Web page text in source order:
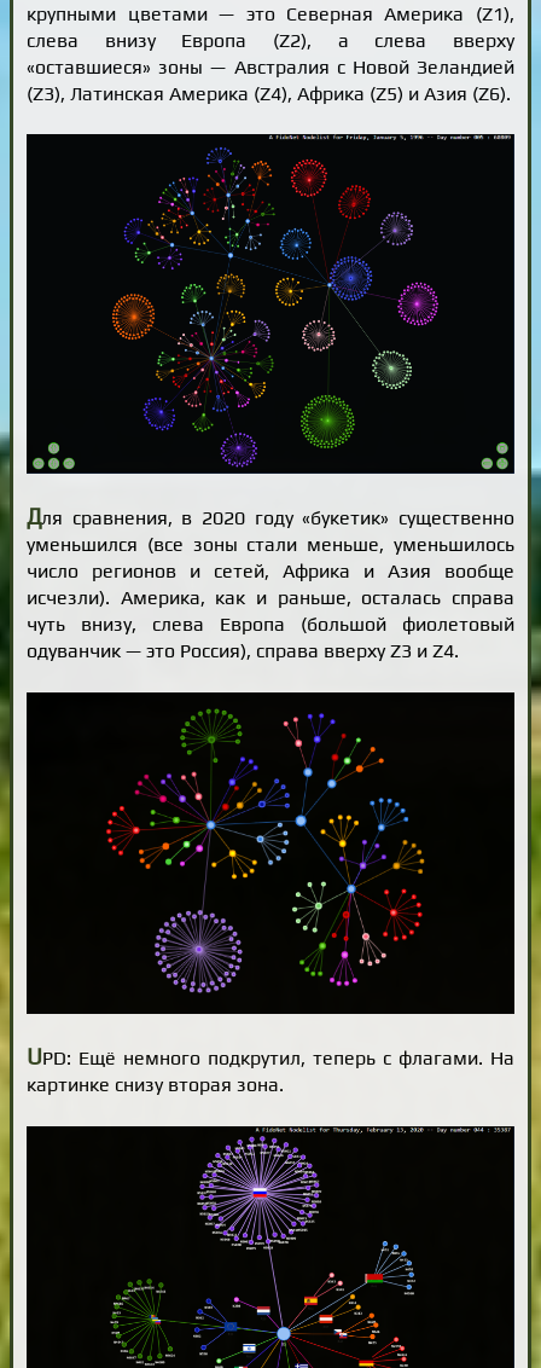
крупными цветами — это Северная Америка (Z1),
слева внизу Европа (Z2), а слева вверху
«оставшиеся» зоны — Австралия с Новой Зеландией
(Z3), Латинская Америка (Z4), Африка (Z5) и Азия (Z6).
Для сравнения, в 2020 году «букетик» существенно
уменьшился (все зоны стали меньше, уменьшилось
число регионов и сетей, Африка и Азия вообще
исчезли). Америка, как и раньше, осталась справа
чуть внизу, слева Европа (большой фиолетовый
одуванчик — это Россия), справа вверху Z3 и Z4.
UPD: Ещё немного подкрутил, теперь с флагами. На
картинке снизу вторая зона.